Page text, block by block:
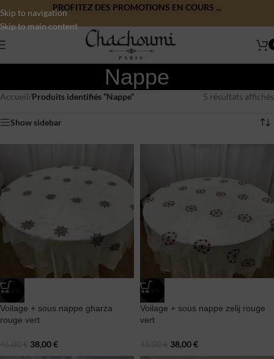
Skip to navigation
Skip to main content
PROFITEZ DES PROMOTIONS EN COURS ...
Nappe
Accueil/Produits identifiés “Nappe” 5 résultats affichés
Show sidebar
-16%
Voilage + sous nappe gharza
rouge vert
38,00€
-16%
Voilage + sous nappe zelij rouge
vert
38,00€